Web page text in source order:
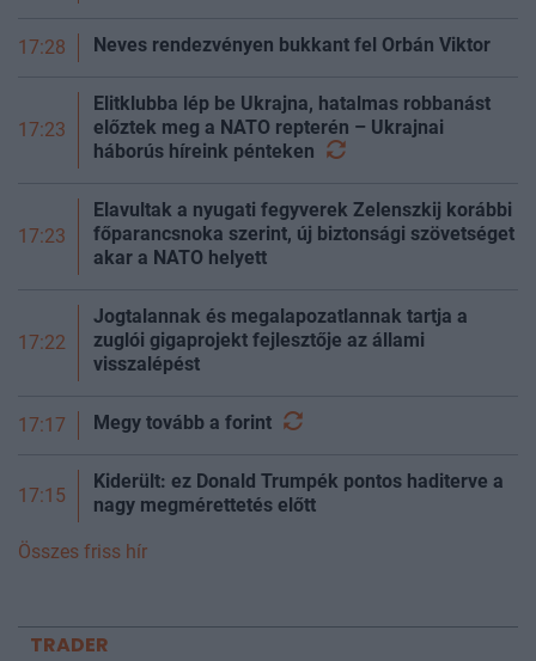
17:28 Neves rendezvényen bukkant fel Orbán Viktor
17:23
Elitklubba lép be Ukrajna, hatalmas robbanást
előztek meg a NATO repterén – Ukrajnai
háborús híreink pénteken
17:23
Elavultak a nyugati fegyverek Zelenszkij korábbi
főparancsnoka szerint, új biztonsági szövetséget
akar a NATO helyett
17:22
Jogtalannak és megalapozatlannak tartja a
zuglói gigaprojekt fejlesztője az állami
visszalépést
17:17 Megy tovább a forint
17:15
Kiderült: ez Donald Trumpék pontos haditerve a
nagy megmérettetés előtt
Összes friss hír
TRADER